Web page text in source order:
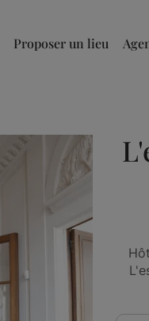
Proposer un lieu